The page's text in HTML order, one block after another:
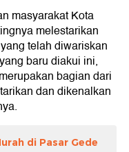
masyarakat Kota
melestarikan
telah diwariskan
baru diakui ini,
bagian dari
dan dikenalkan
di Pasar Gede